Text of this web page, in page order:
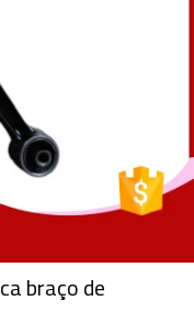
braço de